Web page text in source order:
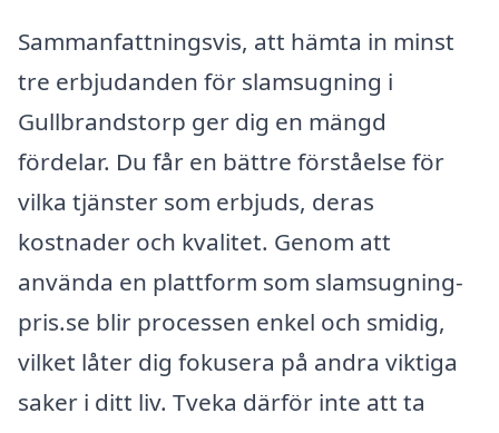
Sammanfattningsvis, att hämta in minst
tre erbjudanden för slamsugning i
Gullbrandstorp ger dig en mängd
fördelar. Du får en bättre förståelse för
vilka tjänster som erbjuds, deras
kostnader och kvalitet. Genom att
använda en plattform som slamsugning-
pris.se blir processen enkel och smidig,
vilket låter dig fokusera på andra viktiga
saker i ditt liv. Tveka därför inte att ta